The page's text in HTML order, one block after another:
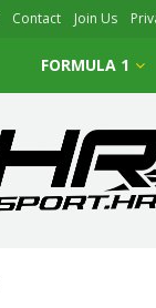
Contact Join Us
FORMULA 1